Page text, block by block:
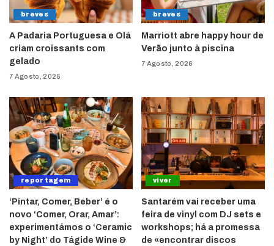
breves
A Padaria Portuguesa e Olá
criam croissants com
gelado
7 Agosto, 2026
breves
Marriott abre happy hour de
Verão junto à piscina
7 Agosto, 2026
reportagem
‘Pintar, Comer, Beber’ é o
novo ‘Comer, Orar, Amar’:
experimentámos o ‘Ceramic
by Night’ do Tágide Wine &
viver
Santarém vai receber uma
feira de vinyl com DJ sets e
workshops; há a promessa
de «encontrar discos